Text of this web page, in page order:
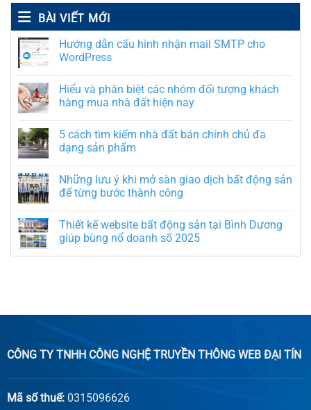
BÀI VIẾT MỚI
Hướng dẫn cấu hình nhận mail SMTP cho
WordPress
Hiểu và phân biệt các nhóm đối tượng khách
hàng mua nhà đất hiện nay
5 cách tìm kiếm nhà đất bán chính chủ đa
dạng sản phẩm
Những lưu ý khi mở sàn giao dịch bất động sản
để từng bước thành công
Thiết kế website bất động sản tại Bình Dương
giúp bùng nổ doanh số 2025
CÔNG TY TNHH CÔNG NGHỆ TRUYỀN THÔNG WEB ĐẠI TÍN
Mã số thuế:0315096626